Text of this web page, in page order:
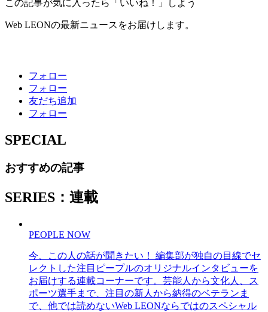
この記事が気に入ったら「いいね！」しよう
Web LEONの最新ニュースをお届けします。
フォロー
フォロー
友だち追加
フォロー
SPECIAL
おすすめの記事
SERIES：連載
PEOPLE NOW
今、この人の話が聞きたい！ 編集部が独自の目線でセ
レクトした注目ピープルのオリジナルインタビューを
お届けする連載コーナーです。芸能人から文化人、ス
ポーツ選手まで、注目の新人から納得のベテランま
で、他では読めないWeb LEONならではのスペシャル